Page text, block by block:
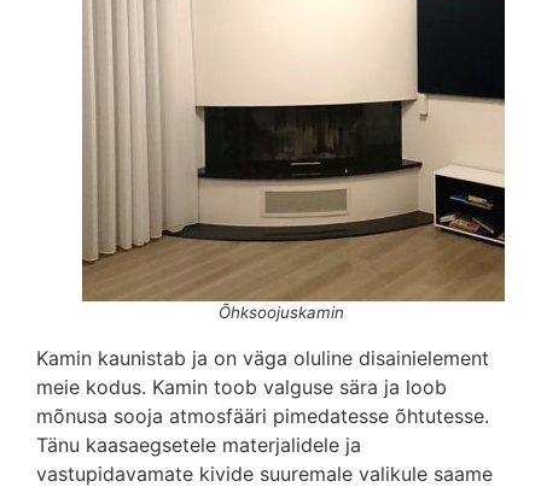
Õhksoojuskamin
Kamin kaunistab ja on väga oluline disainielement
meie kodus. Kamin toob valguse sära ja loob
mõnusa sooja atmosfääri pimedatesse õhtutesse.
Tänu kaasaegsetele materjalidele ja
vastupidavamate kivide suuremale valikule saame